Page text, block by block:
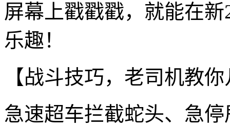
屏幕上戳戳戳，就能在
乐趣！
【战斗技巧，老司机教
急速超车拦截蛇头、急